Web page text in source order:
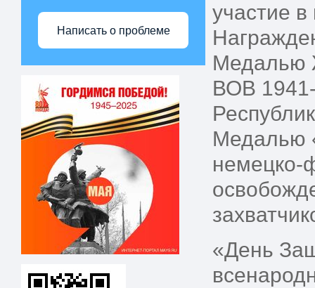
Написать о проблеме
участие
Медалью
ВОВ
Медалью
немецко-
«День